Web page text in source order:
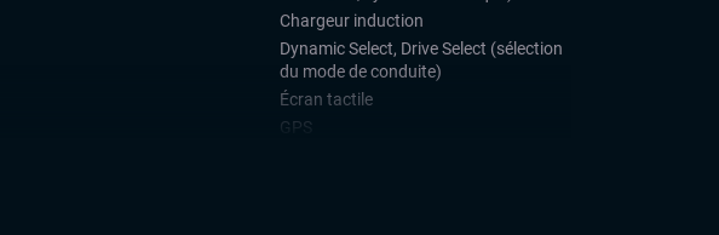
Chargeur induction
Dynamic Select, Drive Select (sélection
du mode de conduite)
Écran tactile
GPS